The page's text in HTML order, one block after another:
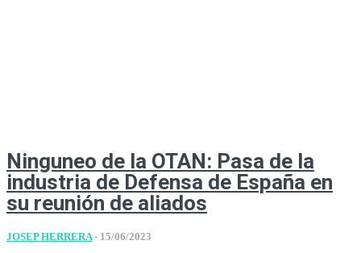
Ninguneo de la OTAN: Pasa de la
industria de Defensa de España en
su reunión de aliados
JOSEP HERRERA - 15/06/2023